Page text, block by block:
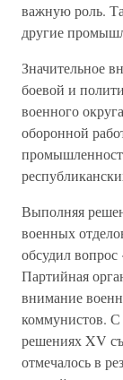
важную роль.
другие
Значительное
боевой и
военного
оборонной
Выполняя
военных
обсудил
Партийная
внимание
коммунистов. С
решениях XV
отмечалось в